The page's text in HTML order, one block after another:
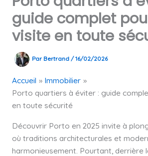
guide complet
visite en toute
Par Bertrand /16/02/2026
Accueil
Immobilier
Porto quartiers à éviter : guide
en toute sécurité
Découvrir Porto en 2025 invite à
où traditions architecturales et
harmonieusement. Pourtant, derrière